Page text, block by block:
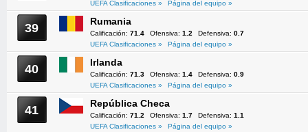
UEFA Clasificaciones »
Página del equipo »
39 Rumania
Calificación: 71.4 Ofensiva: 1.2 Defensiva: 0.7
UEFA Clasificaciones »
Página del equipo »
40 Irlanda
Calificación: 71.3 Ofensiva: 1.4 Defensiva: 0.9
UEFA Clasificaciones »
Página del equipo »
41 República Checa
Calificación: 71.2 Ofensiva: 1.7 Defensiva: 1.1
UEFA Clasificaciones »
Página del equipo »